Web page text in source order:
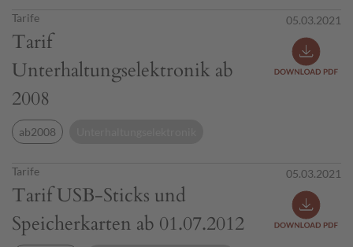
Tarife
Tarif
Unterhaltungselektronik ab
2008
05.03.2021
ab2008
Tarife
Tarif USB-Sticks und
Speicherkarten ab 01.07.2012
05.03.2021